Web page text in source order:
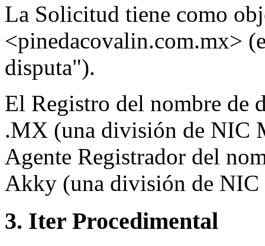
La Solicitud tiene como
<pinedacovalin.com.mx>
disputa").
El Registro del nombre de
.MX (una división de NIC
Agente Registrador del
Akky (una división de
3. Iter Procedimental